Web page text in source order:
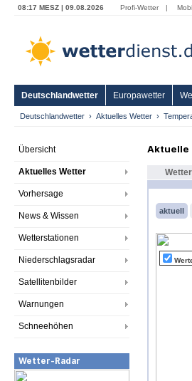
08:17 MESZ | 09.08.2026 Profi-Wetter |
Deutschlandwetter Europawetter
Deutschlandwetter Aktuelles Wetter
Übersicht
Aktuelles Wetter
Vorhersage
News & Wissen
Wetterstationen
Niederschlagsradar
Satellitenbilder
Warnungen
Schneehöhen
Wetter-Radar
Aktuelle
aktuell